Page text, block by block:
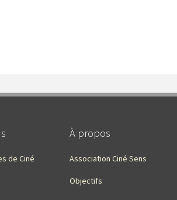
de Ciné
À propos
Association Ciné Sens
Objectifs